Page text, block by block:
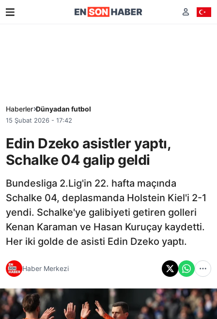
Haberler Dünyadan futbol
15 Şubat 2026 - 17:42
Edin Dzeko asistler yaptı,
Schalke 04 galip geldi
Bundesliga 2.Lig'in 22. hafta maçında
Schalke 04, deplasmanda Holstein Kiel'i 2-1
yendi. Schalke'ye galibiyeti getiren golleri
Kenan Karaman ve Hasan Kuruçay kaydetti.
Her iki golde de asisti Edin Dzeko yaptı.
Haber Merkezi